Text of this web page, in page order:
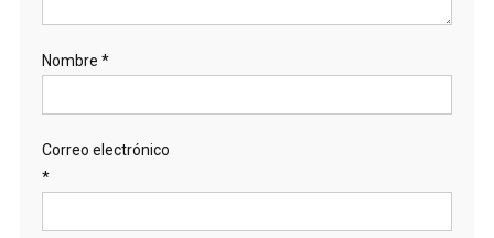
Nombre *
Correo electrónico
*